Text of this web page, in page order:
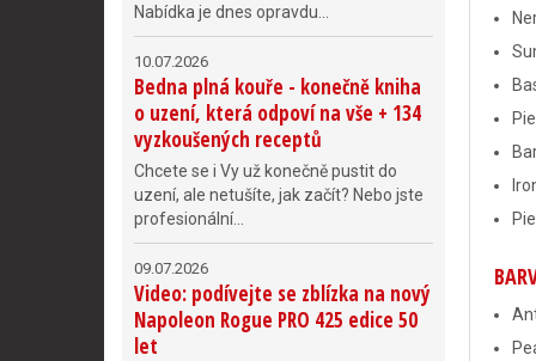
Nabídka je dnes opravdu...
10.07.2026
Bedna plná kouře - konečně kniha
o uzení, která odpoví na vše + 134
vyzkoušených receptů
Chcete se i Vy už konečně pustit do
uzení, ale netušíte, jak začít? Nebo jste
profesionální...
09.07.2026
Video: podívejte se zblízka na nový
Napoleon Rogue PRO 425 edice 50
let